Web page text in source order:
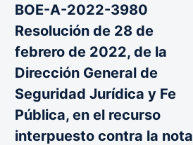
BOE-A-2022-3980
Resolución de 28 de
febrero de 2022, de la
Dirección General de
Seguridad Jurídica y Fe
Pública, en el recurso
interpuesto contra la nota